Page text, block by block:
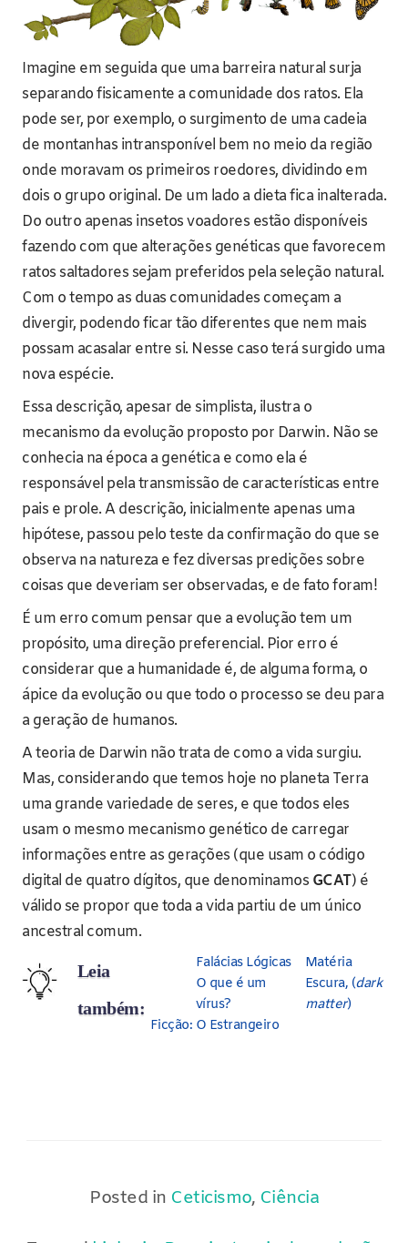
Imagine em seguida que uma barreira natural surja
separando fisicamente a comunidade dos ratos. Ela
pode ser, por exemplo, o surgimento de uma cadeia
de montanhas intransponível bem no meio da região
onde moravam os primeiros roedores, dividindo em
dois o grupo original. De um lado a dieta fica inalterada.
Do outro apenas insetos voadores estão disponíveis
fazendo com que alterações genéticas que favorecem
ratos saltadores sejam preferidos pela seleção natural.
Com o tempo as duas comunidades começam a
divergir, podendo ficar tão diferentes que nem mais
possam acasalar entre si. Nesse caso terá surgido uma
nova espécie.
Essa descrição, apesar de simplista, ilustra o
mecanismo da evolução proposto por Darwin. Não se
conhecia na época a genética e como ela é
responsável pela transmissão de características entre
pais e prole. A descrição, inicialmente apenas uma
hipótese, passou pelo teste da confirmação do que se
observa na natureza e fez diversas predições sobre
coisas que deveriam ser observadas, e de fato foram!
É um erro comum pensar que a evolução tem um
propósito, uma direção preferencial. Pior erro é
considerar que a humanidade é, de alguma forma, o
ápice da evolução ou que todo o processo se deu para
a geração de humanos.
A teoria de Darwin não trata de como a vida surgiu.
Mas, considerando que temos hoje no planeta Terra
uma grande variedade de seres, e que todos eles
usam o mesmo mecanismo genético de carregar
informações entre as gerações (que usam o código
digital de quatro dígitos, que denominamos GCAT) é
válido se propor que toda a vida partiu de um único
ancestral comum.
Leia
também:
Falácias Lógicas
O que é um
vírus?
Matéria
Escura, (dark
matter)
Ficção: O Estrangeiro
Posted in Ceticismo, Ciência